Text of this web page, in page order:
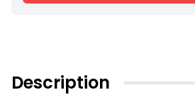
Description